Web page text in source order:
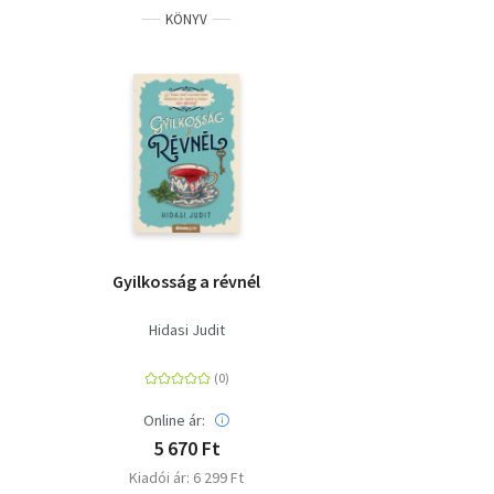
KÖNYV
Gyilkosság a révnél
Hidasi Judit
Online ár:
5 670 Ft
Kiadói ár: 6 299 Ft